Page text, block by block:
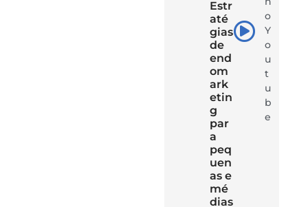
Estr
até
gias
de
end
om
ark
etin
g
par
a
peq
uen
as e
mé
dias
o
Y
o
u
t
u
b
e